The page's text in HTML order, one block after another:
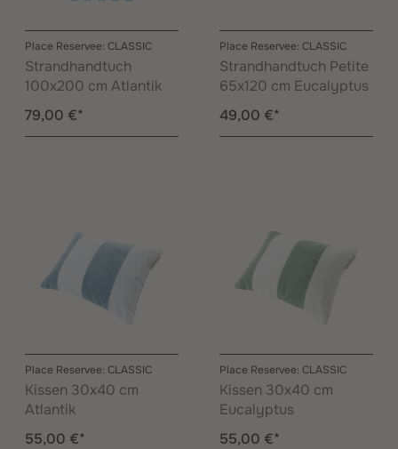
Place Reservee: CLASSIC
Strandhandtuch
100x200 cm Atlantik
79,00 €*
Place Reservee: CLASSIC
Strandhandtuch Petite
65x120 cm Eucalyptus
49,00 €*
Place Reservee: CLASSIC
Kissen 30x40 cm
Atlantik
55,00 €*
Place Reservee: CLASSIC
Kissen 30x40 cm
Eucalyptus
55,00 €*